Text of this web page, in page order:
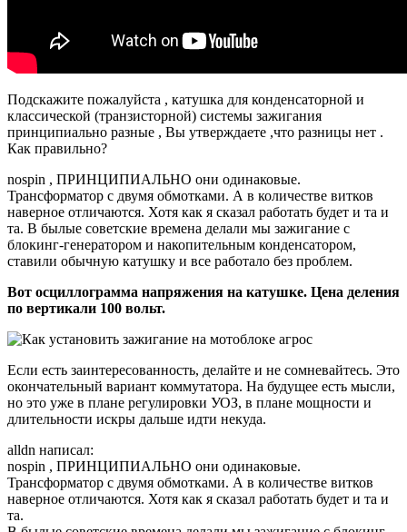
Подскажите пожалуйста , катушка для конденсаторной и
классической (транзисторной) системы зажигания
принципиально разные , Вы утверждаете ,что разницы нет .
Как правильно?
nospin , ПРИНЦИПИАЛЬНО они одинаковые.
Трансформатор с двумя обмотками. А в количестве витков
наверное отличаются. Хотя как я сказал работать будет и та и
та. В былые советские времена делали мы зажигание с
блокинг-генератором и накопительным конденсатором,
ставили обычную катушку и все работало без проблем.
Вот осциллограмма напряжения на катушке. Цена деления
по вертикали 100 вольт.
Если есть заинтересованность, делайте и не сомневайтесь. Это
окончательный вариант коммутатора. На будущее есть мысли,
но это уже в плане регулировки УОЗ, в плане мощности и
длительности искры дальше идти некуда.
alldn написал:
nospin , ПРИНЦИПИАЛЬНО они одинаковые.
Трансформатор с двумя обмотками. А в количестве витков
наверное отличаются. Хотя как я сказал работать будет и та и
та.